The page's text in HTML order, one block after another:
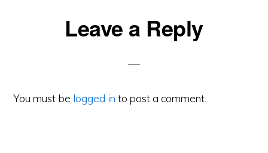
ReaderLeave a Reply
You must be logged in to post a comment.